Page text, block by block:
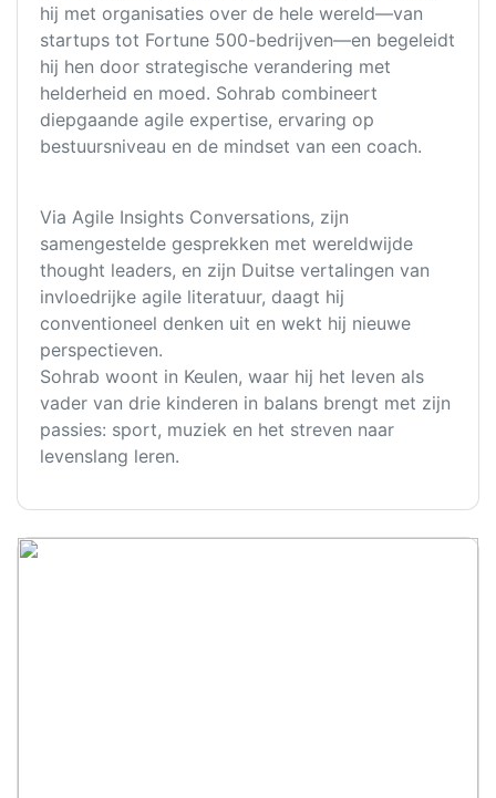
hij met organisaties over de hele wereld—van
startups tot Fortune 500-bedrijven—en begeleidt
hij hen door strategische verandering met
helderheid en moed. Sohrab combineert
diepgaande agile expertise, ervaring op
bestuursniveau en de mindset van een coach.
Via Agile Insights Conversations, zijn
samengestelde gesprekken met wereldwijde
thought leaders, en zijn Duitse vertalingen van
invloedrijke agile literatuur, daagt hij
conventioneel denken uit en wekt hij nieuwe
perspectieven.
Sohrab woont in Keulen, waar hij het leven als
vader van drie kinderen in balans brengt met zijn
passies: sport, muziek en het streven naar
levenslang leren.